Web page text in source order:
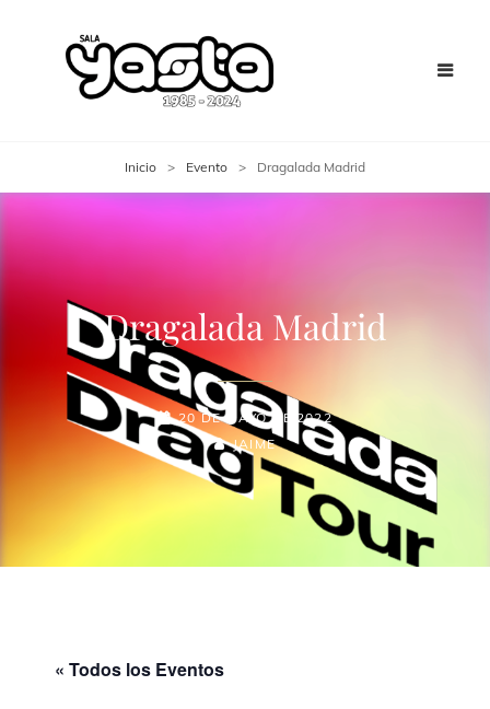
Inicio > Evento > Dragalada Madrid
Dragalada Madrid
20 DE MAYO DE 2022
JAIME
« Todos los Eventos